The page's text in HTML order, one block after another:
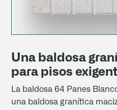
Una baldosa
para pisos
La baldosa 64 Panes
una baldosa granítica